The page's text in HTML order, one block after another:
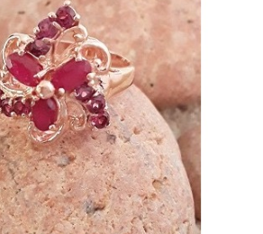
Dans mon panier
APERÇU RAPIDE